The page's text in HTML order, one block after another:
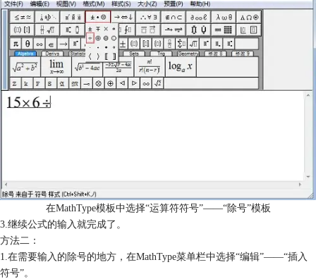
在MathType模板中选择“运算符符号”——“除号”模板
3.继续公式的输入就完成了。
方法二：
1.在需要输入的除号的地方，在MathType菜单栏中选择“编辑”——“插入
符号”。